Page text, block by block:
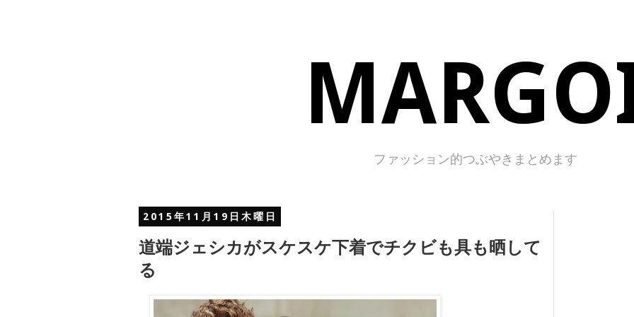
ファッション的つぶやきまとめます
2015年11月19日木曜日
道端ジェシカがスケスケ下着でチクビも具も晒して
る